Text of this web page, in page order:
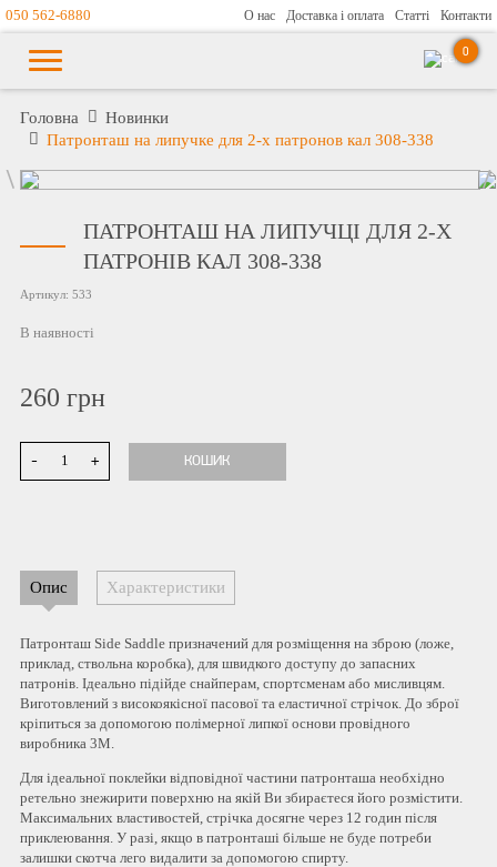
О нас Доставка і оплата Статті Контакти
050 562-6880
0
Головна
Новинки
Патронташ на липучке для 2-х патронов кал 308-338
ПАТРОНТАШ НА ЛИПУЧЦІ ДЛЯ 2-Х
ПАТРОНІВ КАЛ 308-338
Артикул: 533
В наявності
260 грн
- + КОШИК
Опис Характеристики
Патронташ Side Saddle призначений для розміщення на зброю (ложе,
приклад, ствольна коробка), для швидкого доступу до запасних
патронів. Ідеально підійде снайперам, спортсменам або мисливцям.
Виготовлений з високоякісної пасової та еластичної стрічок. До зброї
кріпиться за допомогою полімерної липкої основи провідного
виробника 3М.
Для ідеальної поклейки відповідної частини патронташа необхідно
ретельно знежирити поверхню на якій Ви збираєтеся його розмістити.
Максимальних властивостей, стрічка досягне через 12 годин після
приклеювання. У разі, якщо в патронташі більше не буде потреби
залишки скотча лего видалити за допомогою спирту.